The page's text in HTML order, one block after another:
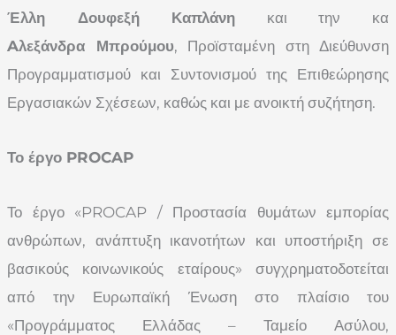
Έλλη Δουφεξή Καπλάνη και την κα
Aλεξάνδρα Μπρούμου, Προϊσταμένη στη Διεύθυνση
Προγραμματισμού και Συντονισμού της Επιθεώρησης
Εργασιακών Σχέσεων, καθώς και με ανοικτή συζήτηση.
Το έργο PROCAP
Το έργο «PROCAP / Προστασία θυμάτων εμπορίας
ανθρώπων, ανάπτυξη ικανοτήτων και υποστήριξη σε
βασικούς κοινωνικούς εταίρους» συγχρηματοδοτείται
από την Ευρωπαϊκή Ένωση στο πλαίσιο του
«Προγράμματος Ελλάδας – Ταμείο Ασύλου,